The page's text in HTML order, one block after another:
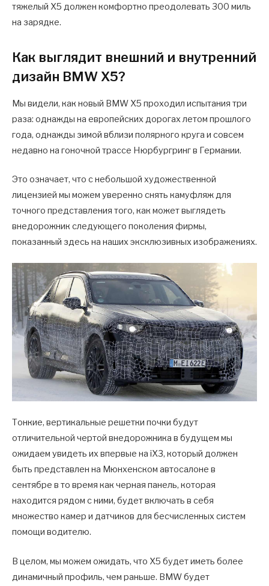
тяжелый X5 должен комфортно преодолевать 300 миль
на зарядке.
Как выглядит внешний и внутренний
дизайн BMW X5?
Мы видели, как новый BMW X5 проходил испытания три
раза: однажды на европейских дорогах летом прошлого
года, однажды зимой вблизи полярного круга и совсем
недавно на гоночной трассе Нюрбургринг в Германии.
Это означает, что с небольшой художественной
лицензией мы можем уверенно снять камуфляж для
точного представления того, как может выглядеть
внедорожник следующего поколения фирмы,
показанный здесь на наших эксклюзивных изображениях.
Тонкие, вертикальные решетки почки будут
отличительной чертой внедорожника в будущем мы
ожидаем увидеть их впервые на iX3, который должен
быть представлен на Мюнхенском автосалоне в
сентябре в то время как черная панель, которая
находится рядом с ними, будет включать в себя
множество камер и датчиков для бесчисленных систем
помощи водителю.
В целом, мы можем ожидать, что X5 будет иметь более
динамичный профиль, чем раньше. BMW будет